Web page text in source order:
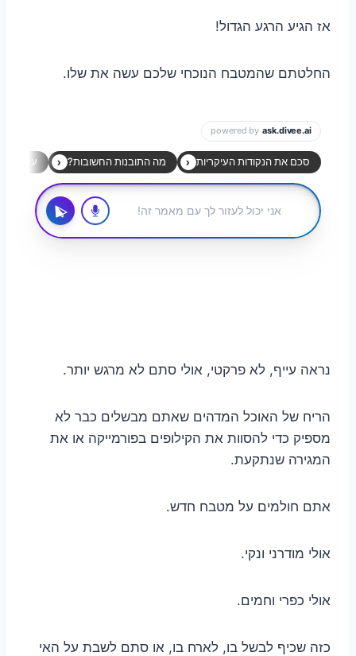
אז הגיע הרגע הגדול!
החלטתם שהמטבח הנוכחי שלכם עשה את שלו.
נראה עייף, לא פרקטי, אולי סתם לא מרגש יותר.
הריח של האוכל המדהים שאתם מבשלים כבר לא
מספיק כדי להסוות את הקילופים בפורמייקה או את
המגירה שנתקעת.
אתם חולמים על מטבח חדש.
אולי מודרני ונקי.
אולי כפרי וחמים.
כזה שכיף לבשל בו, לארח בו, או סתם לשבת על האי